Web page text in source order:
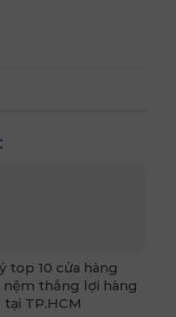
top 10 cửa hàng
nệm thắng lợi hàng
tại TP.HCM